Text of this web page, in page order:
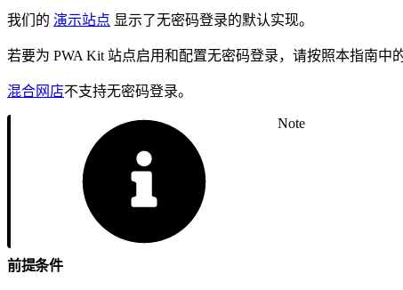
我们的 演示站点 显示了无密码登录的默认实现。
若要为 PWA Kit 站点启用和配置无密码登录，请按照本指南
混合网店不支持无密码登录。
Note
前提条件